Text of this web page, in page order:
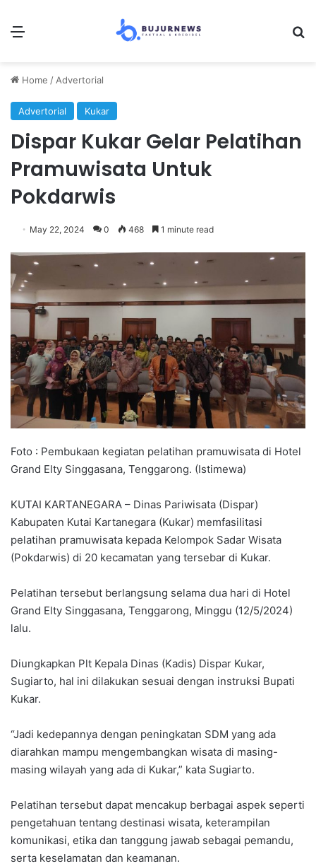
Menu
Home / Advertorial
Advertorial Kukar
Dispar Kukar Gelar Pelatihan
Pramuwisata Untuk
Pokdarwis
May 22, 2024 0 468 1 minute read
Foto : Pembukaan kegiatan pelatihan pramuwisata di Hotel
Grand Elty Singgasana, Tenggarong. (Istimewa)
KUTAI KARTANEGARA – Dinas Pariwisata (Dispar)
Kabupaten Kutai Kartanegara (Kukar) memfasilitasi
pelatihan pramuwisata kepada Kelompok Sadar Wisata
(Pokdarwis) di 20 kecamatan yang tersebar di Kukar.
Pelatihan tersebut berlangsung selama dua hari di Hotel
Grand Elty Singgasana, Tenggarong, Minggu (12/5/2024)
lalu.
Diungkapkan Plt Kepala Dinas (Kadis) Dispar Kukar,
Sugiarto, hal ini dilakukan sesuai dengan instruksi Bupati
Kukar.
“Jadi kedepannya dengan peningkatan SDM yang ada
diarahkan mampu mengembangkan wisata di masing-
masing wilayah yang ada di Kukar,” kata Sugiarto.
Pelatihan tersebut dapat mencakup berbagai aspek seperti
pengetahuan tentang destinasi wisata, keterampilan
komunikasi, etika dan tanggung jawab sebagai pemandu,
serta keselamatan dan keamanan.